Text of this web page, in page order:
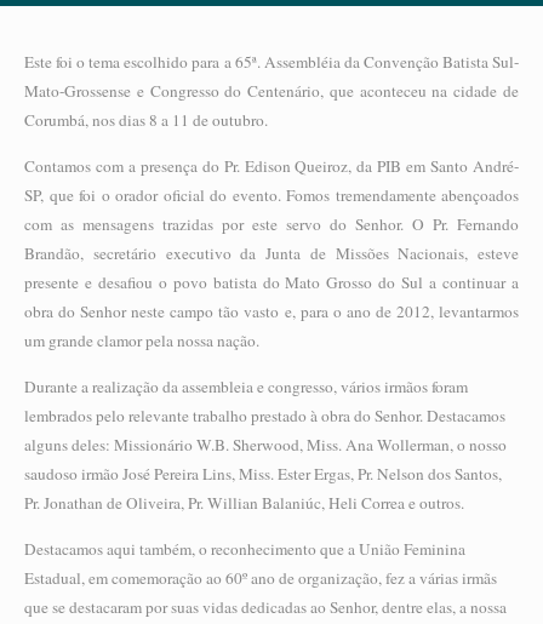
Este foi o tema escolhido para a 65ª. Assembléia da Convenção Batista Sul-
Mato-Grossense e Congresso do Centenário, que aconteceu na cidade de
Corumbá, nos dias 8 a 11 de outubro.
Contamos com a presença do Pr. Edison Queiroz, da PIB em Santo André-
SP, que foi o orador oficial do evento. Fomos tremendamente abençoados
com as mensagens trazidas por este servo do Senhor. O Pr. Fernando
Brandão, secretário executivo da Junta de Missões Nacionais, esteve
presente e desafiou o povo batista do Mato Grosso do Sul a continuar a
obra do Senhor neste campo tão vasto e, para o ano de 2012, levantarmos
um grande clamor pela nossa nação.
Durante a realização da assembleia e congresso, vários irmãos foram
lembrados pelo relevante trabalho prestado à obra do Senhor. Destacamos
alguns deles: Missionário W.B. Sherwood, Miss. Ana Wollerman, o nosso
saudoso irmão José Pereira Lins, Miss. Ester Ergas, Pr. Nelson dos Santos,
Pr. Jonathan de Oliveira, Pr. Willian Balaniúc, Heli Correa e outros.
Destacamos aqui também, o reconhecimento que a União Feminina
Estadual, em comemoração ao 60º ano de organização, fez a várias irmãs
que se destacaram por suas vidas dedicadas ao Senhor, dentre elas, a nossa